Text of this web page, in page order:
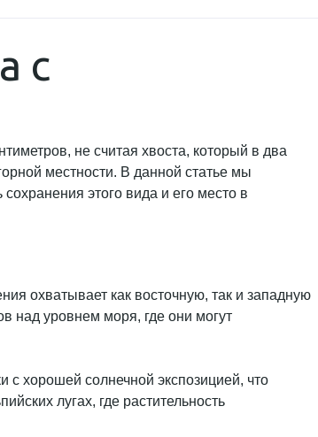
с
не считая хвоста, который в два
местности. В данной статье мы
этого вида и его место в
охватывает как восточную, так и западную
над уровнем моря, где они могут
с хорошей солнечной экспозицией, что
лугах, где растительность